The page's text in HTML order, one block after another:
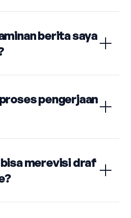
berita saya
pengerjaan
merevisi draf